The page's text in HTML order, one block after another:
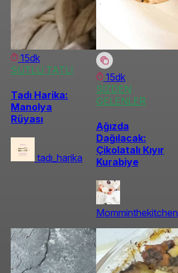
15dk
SÜTLÜ TATLI
Tadı Harika:
Manolya
Rüyası
tadı_harika
15dk
SİZDEN
GELENLER
Ağızda
Dağılacak:
Çikolatalı Kıyır
Kurabiye
Momminthekitchen